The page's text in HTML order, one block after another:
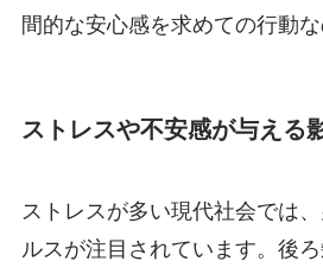
間的な安心感を求めての行動な
ストレスや不安感が与える
ストレスが多い現代社会では
ルスが注目されています。後